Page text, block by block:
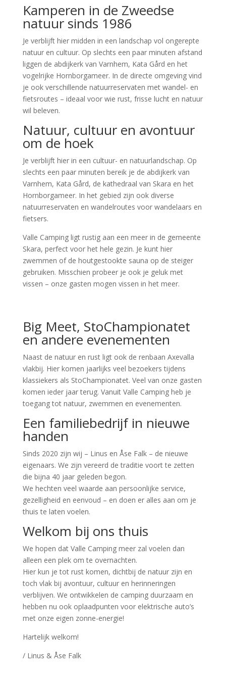
Kamperen in de Zweedse
natuur sinds 1986
Je verblijft hier midden in een landschap vol ongerepte
natuur en cultuur. Op slechts een paar minuten afstand
liggen de abdijkerk van Varnhem, Kata Gård en het
vogelrijke Hornborgameer. In de directe omgeving vind
je ook verschillende natuurreservaten met wandel- en
fietsroutes – ideaal voor wie rust, frisse lucht en natuur
wil beleven.
Natuur, cultuur en avontuur
om de hoek
Je verblijft hier in een cultuur- en natuurlandschap. Op
slechts een paar minuten bereik je de abdijkerk van
Varnhem, Kata Gård, de kathedraal van Skara en het
Hornborgameer. In het gebied zijn ook diverse
natuurreservaten en wandelroutes voor wandelaars en
fietsers.
Valle Camping ligt rustig aan een meer in de gemeente
Skara, perfect voor het hele gezin. Je kunt hier
zwemmen of de houtgestookte sauna op de steiger
gebruiken. Misschien probeer je ook je geluk met
vissen – onze gasten mogen vissen in het meer.
Big Meet, StoChampionatet
en andere evenementen
Naast de natuur en rust ligt ook de renbaan Axevalla
vlakbij. Hier komen jaarlijks veel bezoekers tijdens
klassiekers als StoChampionatet. Veel van onze gasten
komen ieder jaar terug. Vanuit Valle Camping heb je
toegang tot natuur, zwemmen en evenementen.
Een familiebedrijf in nieuwe
handen
Sinds 2020 zijn wij – Linus en Åse Falk – de nieuwe
eigenaars. We zijn vereerd de traditie voort te zetten
die bijna 40 jaar geleden begon.
We hechten veel waarde aan persoonlijke service,
gezelligheid en eenvoud – en doen er alles aan om je
thuis te laten voelen.
Welkom bij ons thuis
We hopen dat Valle Camping meer zal voelen dan
alleen een plek om te overnachten.
Hier kun je tot rust komen, dichtbij de natuur zijn en
toch vlak bij avontuur, cultuur en herinneringen
verblijven. We ontwikkelen de camping duurzaam en
hebben nu ook oplaadpunten voor elektrische auto’s
met onze eigen zonne-energie!
Hartelijk welkom!
/ Linus & Åse Falk